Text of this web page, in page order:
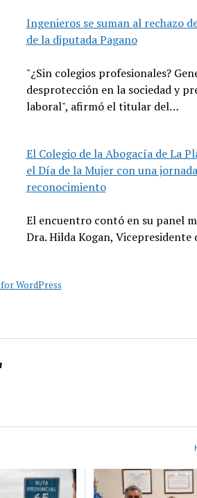
Ingenieros se suman al rechazo
de la diputada Pagano
"¿Sin colegios profesionales?
desprotección en la sociedad y
laboral", afirmó el titular del…
El Colegio de la Abogacía de La
el Día de la Mujer con una
reconocimiento
El encuentro contó en su panel
Dra. Hilda Kogan, Vicepresidente
WordPress